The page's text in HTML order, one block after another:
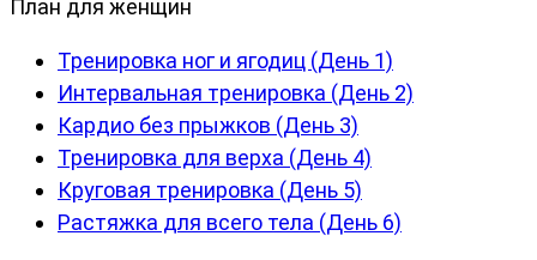
План для женщин
Тренировка ног и ягодиц (День 1)
Интервальная тренировка (День 2)
Кардио без прыжков (День 3)
Тренировка для верха (День 4)
Круговая тренировка (День 5)
Растяжка для всего тела (День 6)